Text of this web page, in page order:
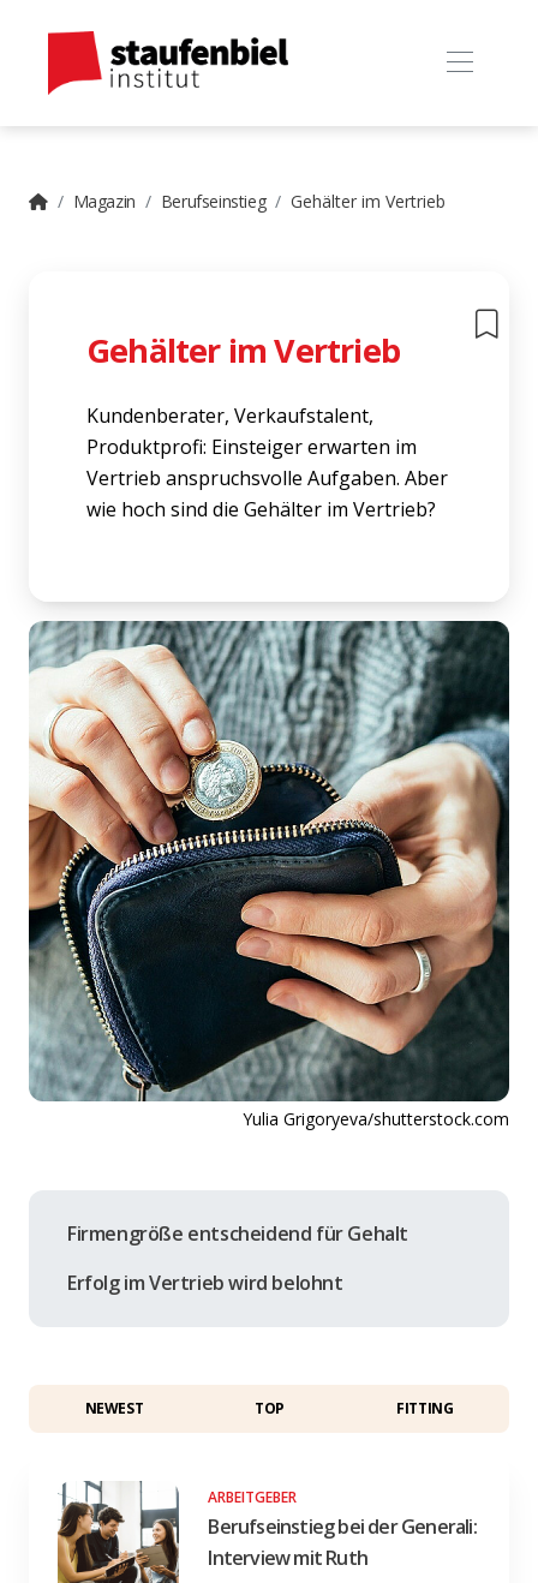
Magazin Berufseinstieg Gehälter im Vertrieb
Gehälter im Vertrieb
Kundenberater, Verkaufstalent,
Produktprofi: Einsteiger erwarten im
Vertrieb anspruchsvolle Aufgaben. Aber
wie hoch sind die Gehälter im Vertrieb?
Yulia Grigoryeva/shutterstock.com
Firmengröße entscheidend für Gehalt
Erfolg im Vertrieb wird belohnt
NEWEST TOP FITTING
ARBEITGEBER
Berufseinstieg bei der Generali:
Interview mit Ruth